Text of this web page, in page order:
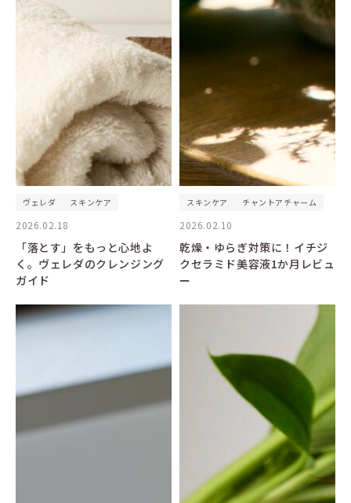
ヴェレダ スキンケア
2026.02.18
「落とす」をもっと心地よ
く。ヴェレダのクレンジング
ガイド
スキンケア チャントアチャーム
2026.02.10
乾燥・ゆらぎ対策に！イチジ
クセラミド美容液1か月レビュ
ー